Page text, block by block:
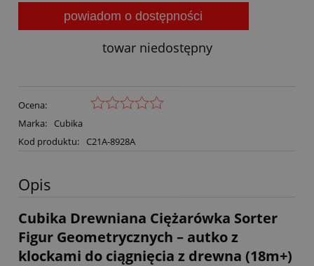
powiadom o dostępności
towar niedostępny
Ocena:
Marka:
Cubika
Kod produktu:
C21A-8928A
Opis
Cubika Drewniana Ciężarówka Sorter
Figur Geometrycznych – autko z
klockami do ciągnięcia z drewna (18m+)